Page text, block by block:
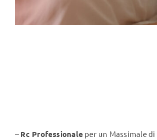
–Rc Professionale per un Massimale